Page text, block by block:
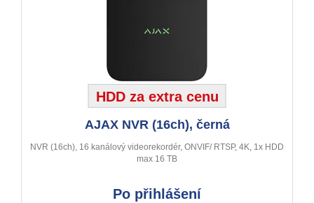
HDD za extra cenu
AJAX NVR (16ch), černá
NVR (16ch), 16 kanálový videorekordér, ONVIF/ RTSP, 4K, 1x HDD
max 16 TB
Po přihlášení